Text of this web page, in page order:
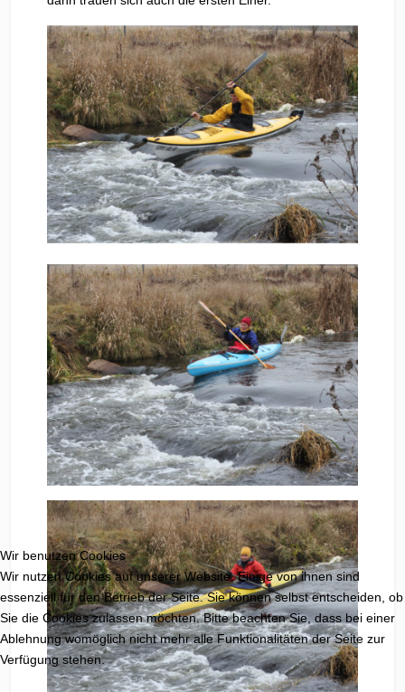
Wir benutzen Cookies
Wir nutzen Cookies auf unserer Website. Einige von ihnen sind
essenziell für den Betrieb der Seite. Sie können selbst entscheiden, ob
Sie die Cookies zulassen möchten. Bitte beachten Sie, dass bei einer
Ablehnung womöglich nicht mehr alle Funktionalitäten der Seite zur
Verfügung stehen.